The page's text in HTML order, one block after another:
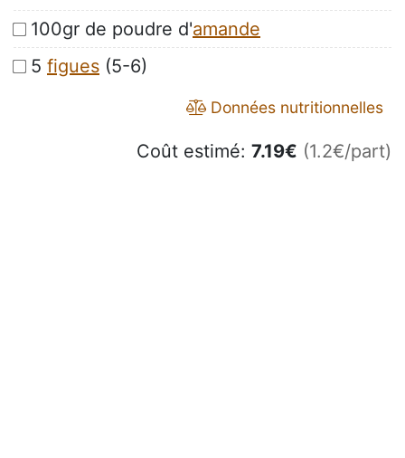
100gr de poudre d'amande
5 figues (5-6)
Données nutritionnelles
Coût estimé: 7.19€ (1.2€/part)